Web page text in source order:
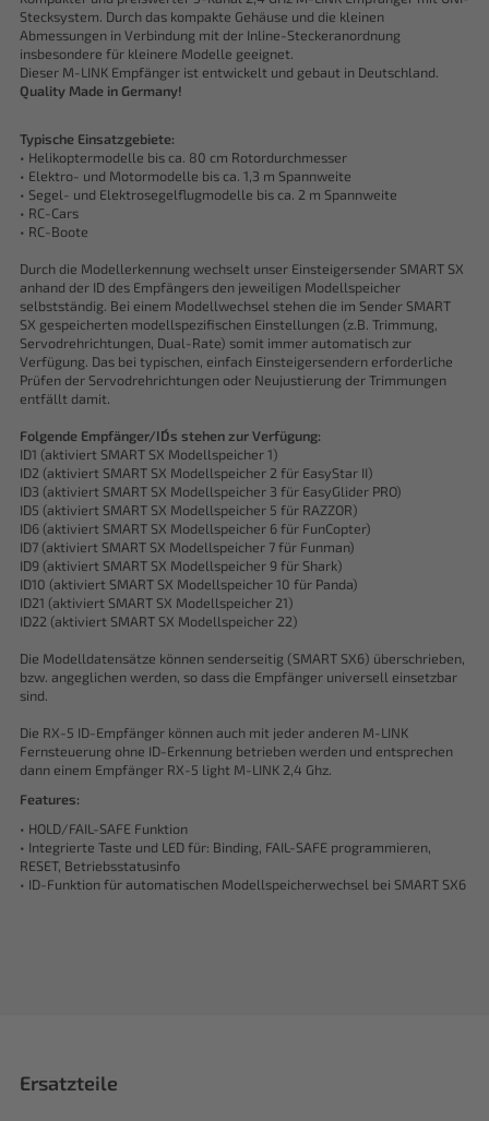
Stecksystem. Durch das kompakte Gehäuse und die kleinen
Abmessungen in Verbindung mit der Inline-Steckeranordnung
insbesondere für kleinere Modelle geeignet.
Dieser M-LINK Empfänger ist entwickelt und gebaut in Deutschland.
Quality Made in Germany!
Typische Einsatzgebiete:
• Helikoptermodelle bis ca. 80 cm Rotordurchmesser
• Elektro- und Motormodelle bis ca. 1,3 m Spannweite
• Segel- und Elektrosegelflugmodelle bis ca. 2 m Spannweite
• RC-Cars
• RC-Boote
Durch die Modellerkennung wechselt unser Einsteigersender SMART SX
anhand der ID des Empfängers den jeweiligen Modellspeicher
selbstständig. Bei einem Modellwechsel stehen die im Sender SMART
SX gespeicherten modellspezifischen Einstellungen (z.B. Trimmung,
Servodrehrichtungen, Dual-Rate) somit immer automatisch zur
Verfügung. Das bei typischen, einfach Einsteigersendern erforderliche
Prüfen der Servodrehrichtungen oder Neujustierung der Trimmungen
entfällt damit.
Folgende Empfänger/ID´s stehen zur Verfügung:
ID1 (aktiviert SMART SX Modellspeicher 1)
ID2 (aktiviert SMART SX Modellspeicher 2 für EasyStar II)
ID3 (aktiviert SMART SX Modellspeicher 3 für EasyGlider PRO)
ID5 (aktiviert SMART SX Modellspeicher 5 für RAZZOR)
ID6 (aktiviert SMART SX Modellspeicher 6 für FunCopter)
ID7 (aktiviert SMART SX Modellspeicher 7 für Funman)
ID9 (aktiviert SMART SX Modellspeicher 9 für Shark)
ID10 (aktiviert SMART SX Modellspeicher 10 für Panda)
ID21 (aktiviert SMART SX Modellspeicher 21)
ID22 (aktiviert SMART SX Modellspeicher 22)
Die Modelldatensätze können senderseitig (SMART SX6) überschrieben,
bzw. angeglichen werden, so dass die Empfänger universell einsetzbar
sind.
Die RX-5 ID-Empfänger können auch mit jeder anderen M-LINK
Fernsteuerung ohne ID-Erkennung betrieben werden und entsprechen
dann einem Empfänger RX-5 light M-LINK 2,4 Ghz.
Features:
• HOLD/FAIL-SAFE Funktion
• Integrierte Taste und LED für: Binding, FAIL-SAFE programmieren,
RESET, Betriebsstatusinfo
• ID-Funktion für automatischen Modellspeicherwechsel bei SMART SX6
Ersatzteile